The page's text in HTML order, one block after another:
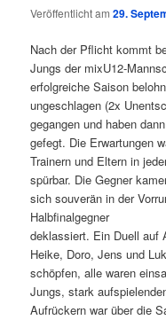
Veröffentlicht am29.
Nach der Pflicht kommt
Jungs der mixU12-
erfolgreiche Saison
ungeschlagen (2x
gegangen und haben
gefegt. Die Erwartungen
Trainern und Eltern in
spürbar. Die Gegner
sich souverän in der
Halbfinalgegner
deklassiert. Ein Duell auf
Heike, Doro, Jens und
schöpfen, alle waren
Jungs, stark
Aufrückern war über die